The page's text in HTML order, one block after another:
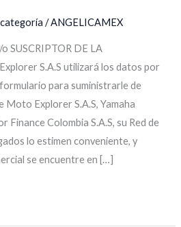
categoría /ANGELICAMEX
SUSCRIPTOR DE LA
S.A.S utilizará los datos por
para suministrarle de
Moto Explorer S.A.S, Yamaha
Finance Colombia S.A.S, su Red de
lo estimen conveniente, y
se encuentre en […]